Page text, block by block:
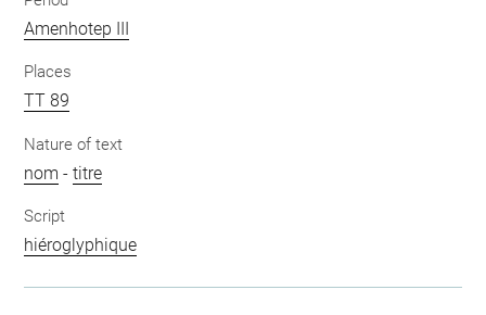
Amenhotep III
Places
TT 89
Nature of text
nom -titre
Script
hiéroglyphique